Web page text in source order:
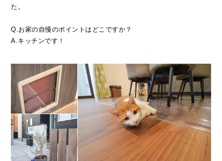
た。
Q.お家の自慢のポイントはどこですか？
A.キッチンです！